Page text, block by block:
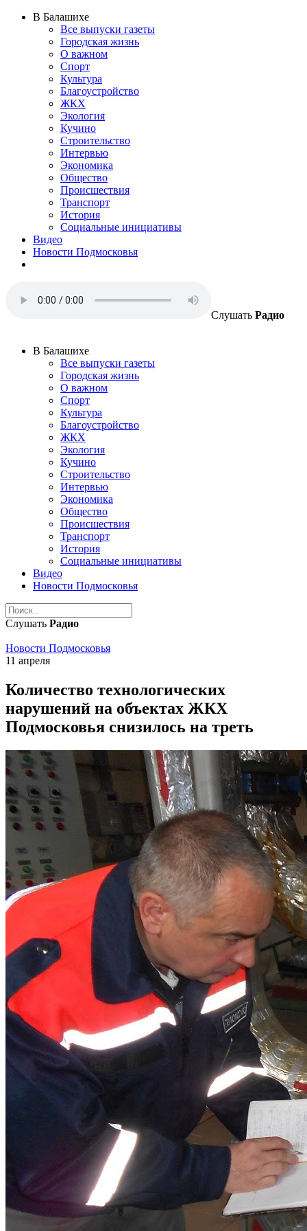
В Балашихе
Все выпуски газеты
Городская жизнь
О важном
Спорт
Культура
Благоустройство
ЖКХ
Экология
Кучино
Строительство
Интервью
Экономика
Общество
Происшествия
Транспорт
История
Социальные инициативы
Видео
Новости Подмосковья
Слушать Радио
В Балашихе
Все выпуски газеты
Городская жизнь
О важном
Спорт
Культура
Благоустройство
ЖКХ
Экология
Кучино
Строительство
Интервью
Экономика
Общество
Происшествия
Транспорт
История
Социальные инициативы
Видео
Новости Подмосковья
Слушать Радио
Новости Подмосковья
11 апреля
Количество технологических
нарушений на объектах ЖКХ
Подмосковья снизилось на треть